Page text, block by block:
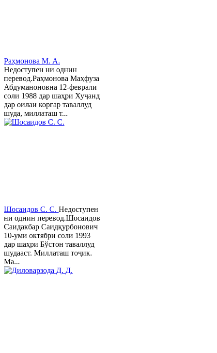
Раҳмонова М. А.
Недоступен ни однин
перевод.Раҳмонова Маҳфуза
Абдуманоновна 12-феврали
соли 1988 дар шаҳри Хуҷанд
дар оилаи коргар таваллуд
шуда, миллаташ т...
Шосаидов С. С. Недоступен
ни однин перевод.Шосаидов
Саидакбар Саидқурбонович
10-уми октябри соли 1993
дар шаҳри Бўстон таваллуд
шудааст. Миллаташ тоҷик.
Ма...